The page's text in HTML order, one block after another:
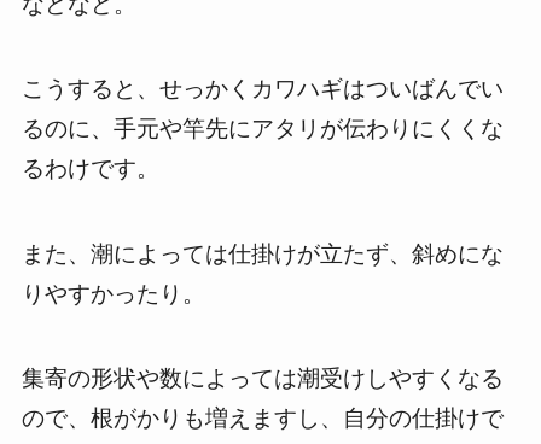
こうすると、せっかくカワハギはついばんでい
るのに、手元や竿先にアタリが伝わりにくくな
るわけです。
また、潮によっては仕掛けが立たず、斜めにな
りやすかったり。
集寄の形状や数によっては潮受けしやすくなる
ので、根がかりも増えますし、自分の仕掛けで